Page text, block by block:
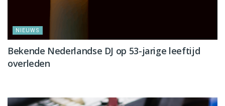
NIEUWS
Bekende Nederlandse DJ op 53-jarige leeftijd
overleden